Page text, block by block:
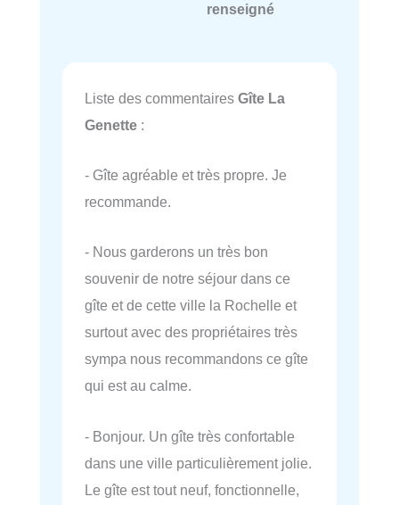
renseigné
Liste des commentaires Gîte La
Genette :
- Gîte agréable et très propre. Je
recommande.
- Nous garderons un très bon
souvenir de notre séjour dans ce
gîte et de cette ville la Rochelle et
surtout avec des propriétaires très
sympa nous recommandons ce gîte
qui est au calme.
- Bonjour. Un gîte très confortable
dans une ville particulièrement jolie.
Le gîte est tout neuf, fonctionnelle,